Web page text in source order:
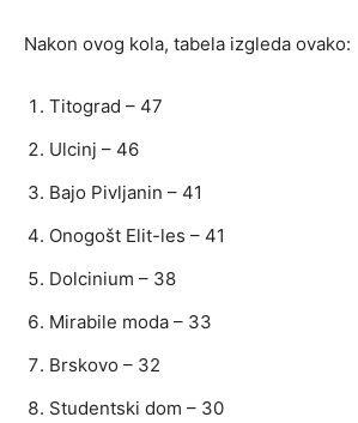
Nakon ovog kola, tabela izgleda ovako:
Titograd – 47
Ulcinj – 46
Bajo Pivljanin – 41
Onogošt Elit-les – 41
Dolcinium – 38
Mirabile moda – 33
Brskovo – 32
Studentski dom – 30